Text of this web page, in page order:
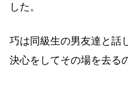
した。
巧は同級生の男友達と話
決心をしてその場を去る